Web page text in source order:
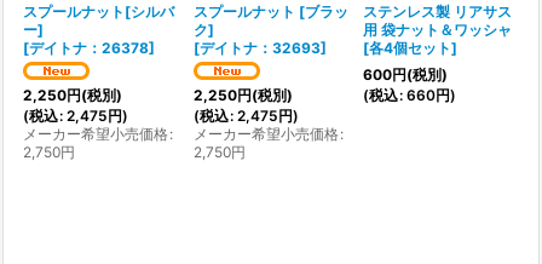
スプールナット[シルバ
ー]
[デイトナ：26378]
2,250円(税別)
(税込: 2,475円)
メーカー希望小売価格:
2,750円
スプールナット [ブラッ
ク]
[デイトナ：32693]
2,250円(税別)
(税込: 2,475円)
メーカー希望小売価格:
2,750円
ステンレス製 リアサス
用 袋ナット＆ワッシャ
[各4個セット]
600円(税別)
(税込: 660円)